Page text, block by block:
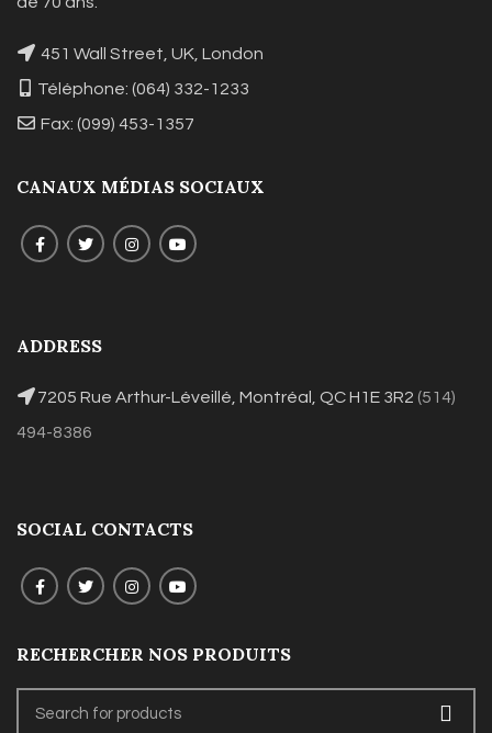
451 Wall Street, UK, London
Téléphone: (064) 332-1233
Fax: (099) 453-1357
CANAUX MÉDIAS SOCIAUX
ADDRESS
7205 Rue Arthur-Léveillé, Montréal, QC H1E 3R2 (514)
494-8386
SOCIAL CONTACTS
RECHERCHER NOS PRODUITS